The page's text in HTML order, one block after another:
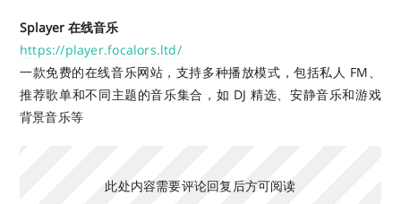
Splayer 在线音乐
https://player.focalors.ltd/
一款免费的在线音乐网站，支持多种播放模式，包括私人 FM、
推荐歌单和不同主题的音乐集合，如 DJ 精选、安静音乐和游戏
背景音乐等
此处内容需要评论回复后方可阅读